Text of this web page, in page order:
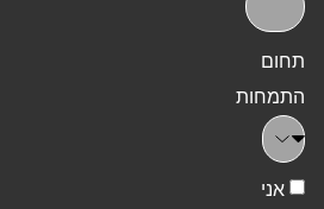
תחום
התמחות
אני